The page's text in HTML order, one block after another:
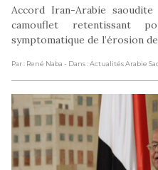
Accord Iran-Arabie
camouflet retentissant
symptomatique de l’érosion
Par : René Naba - Dans : Actualités Arabie